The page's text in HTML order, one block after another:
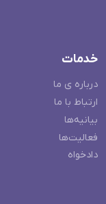
خدمات
درباره ی ما
ارتباط با ما
بیانیه‌ها
فعالیت‌ها
دادخواه